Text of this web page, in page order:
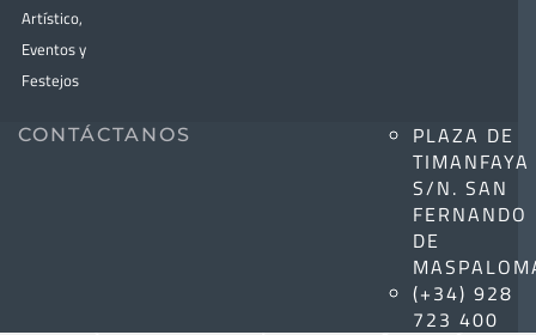
Artístico,
Eventos y
Festejos
CONTÁCTANOS
PLAZA DE
TIMANFAYA
S/N. SAN
FERNANDO
DE
(+34) 928
723 400